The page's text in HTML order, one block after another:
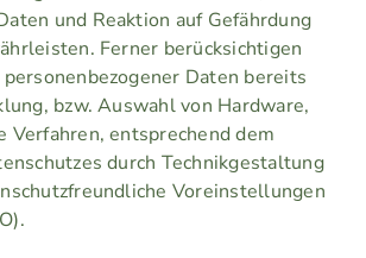
und Reaktion auf Gefährdung
Ferner berücksichtigen
Daten bereits
bzw. Auswahl von Hardware,
Verfahren, entsprechend dem
durch Technikgestaltung
Voreinstellungen